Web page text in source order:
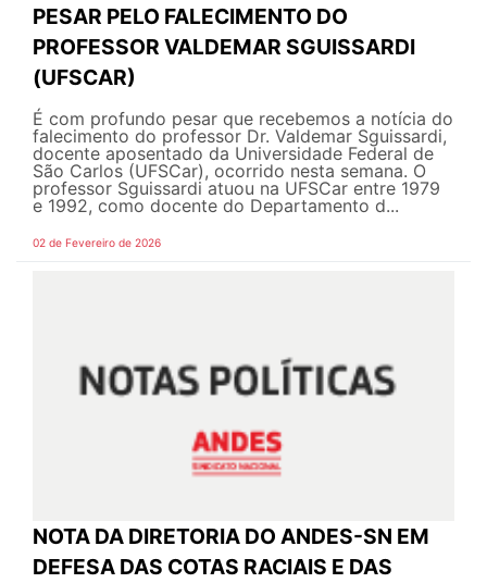
PESAR PELO FALECIMENTO DO
PROFESSOR VALDEMAR SGUISSARDI
(UFSCAR)
É com profundo pesar que recebemos a notícia do
falecimento do professor Dr. Valdemar Sguissardi,
docente aposentado da Universidade Federal de
São Carlos (UFSCar), ocorrido nesta semana. O
professor Sguissardi atuou na UFSCar entre 1979
e 1992, como docente do Departamento d...
02 de Fevereiro de 2026
NOTA DA DIRETORIA DO ANDES-SN EM
DEFESA DAS COTAS RACIAIS E DAS